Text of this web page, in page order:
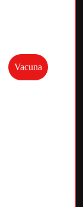
Vacuna